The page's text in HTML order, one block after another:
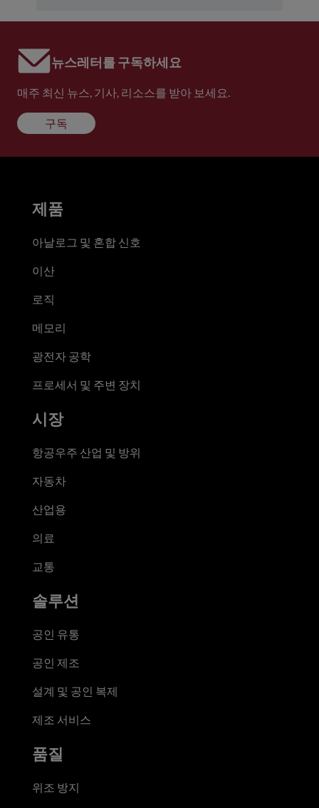
뉴스레터를 구독하세요
매주 최신 뉴스, 기사, 리소스를 받아 보세요.
구독
제품
아날로그 및 혼합 신호
이산
로직
메모리
광전자 공학
프로세서 및 주변 장치
시장
항공우주 산업 및 방위
자동차
산업용
의료
교통
솔루션
공인 유통
공인 제조
설계 및 공인 복제
제조 서비스
품질
위조 방지